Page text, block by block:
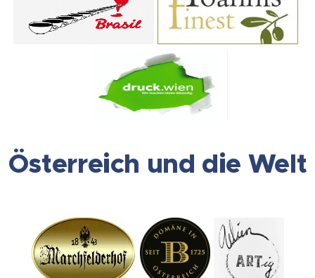
Österreich und die Welt